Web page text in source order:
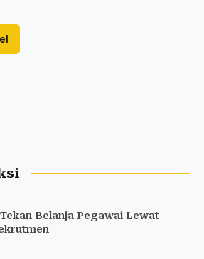
Belanja Pegawai Lewat